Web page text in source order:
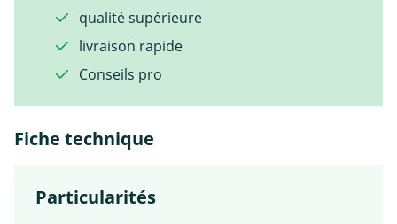
qualité supérieure
livraison rapide
Conseils pro
Fiche technique
Particularités